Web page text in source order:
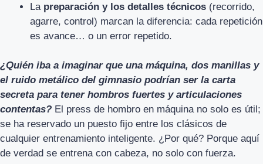
La preparación y los detalles técnicos (recorrido,
agarre, control) marcan la diferencia: cada repetición
es avance… o un error repetido.
¿Quién iba a imaginar que una máquina, dos manillas y
el ruido metálico del gimnasio podrían ser la carta
secreta para tener hombros fuertes y articulaciones
contentas? El press de hombro en máquina no solo es útil;
se ha reservado un puesto fijo entre los clásicos de
cualquier entrenamiento inteligente. ¿Por qué? Porque aquí
de verdad se entrena con cabeza, no solo con fuerza.